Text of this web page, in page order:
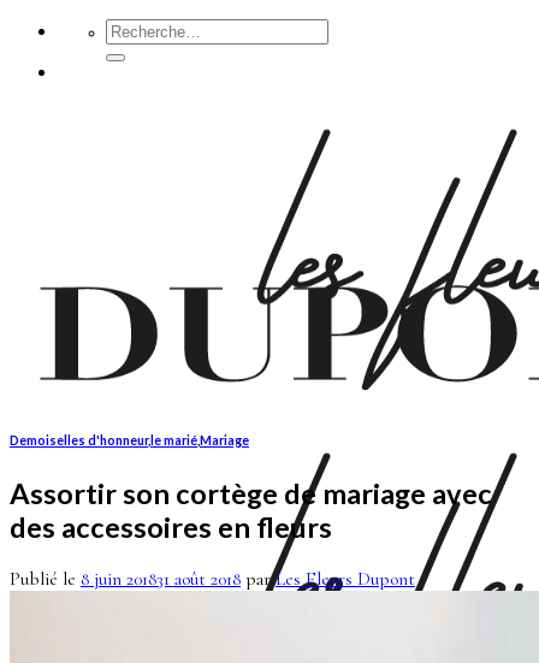
Passer
contenu
Recherche
pour :
Demoiselles d'honneur, le mariéMariage
Assortir son cortège de mariage avec
des accessoires en fleurs
Publié le 8 juin 201831 août 2018 parLes Fleurs Dupont